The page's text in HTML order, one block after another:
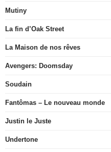
Mutiny
La fin d’Oak Street
La Maison de nos rêves
Avengers: Doomsday
Soudain
Fantômas – Le nouveau monde
Justin le Juste
Undertone